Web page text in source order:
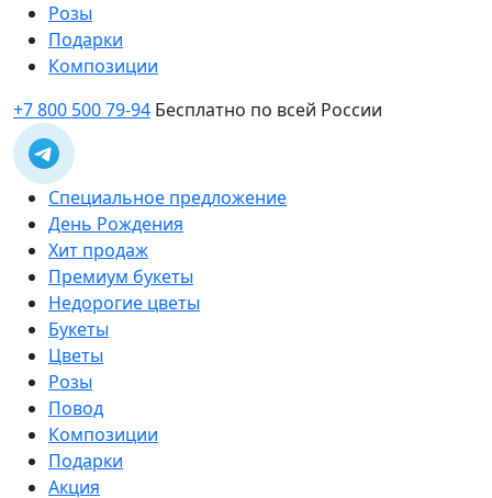
Розы
Подарки
Композиции
+7 800 500 79-94 Бесплатно по всей России
Специальное предложение
День Рождения
Хит продаж
Премиум букеты
Недорогие цветы
Букеты
Цветы
Розы
Повод
Композиции
Подарки
Акция